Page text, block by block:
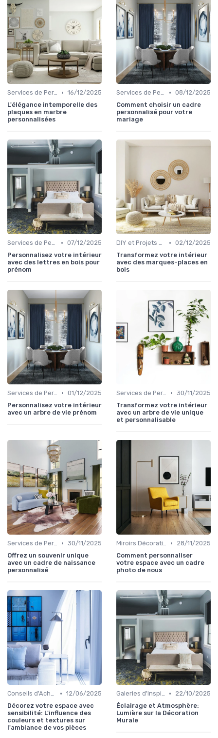
Services de Personnalisation • 16/12/2025
L'élégance intemporelle des
plaques en marbre
personnalisées
Services de Personnalisation • 08/12/2025
Comment choisir un cadre
personnalisé pour votre
mariage
Services de Personnalisation • 07/12/2025
Personnalisez votre intérieur
avec des lettres en bois pour
prénom
DIY et Projets Personnalisés • 02/12/2025
Transformez votre intérieur
avec des marques-places en
bois
Services de Personnalisation • 01/12/2025
Personnalisez votre intérieur
avec un arbre de vie prénom
Services de Personnalisation • 30/11/2025
Transformez votre intérieur
avec un arbre de vie unique
et personnalisable
Services de Personnalisation • 30/11/2025
Offrez un souvenir unique
avec un cadre de naissance
personnalisé
Miroirs Décoratifs •
28/11/2025
Comment personnaliser
votre espace avec un cadre
photo de nous
Conseils d'Achat • 12/06/2025
Décorez votre espace avec
sensibilité: L'influence des
couleurs et textures sur
l'ambiance de vos pièces
Galeries d'Inspiration •
22/10/2025
Éclairage et Atmosphère:
Lumière sur la Décoration
Murale